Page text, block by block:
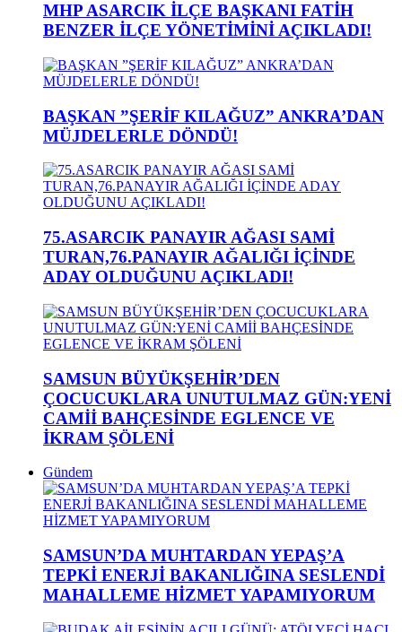
MHP ASARCIK İLÇE BAŞKANI FATİH
BENZER İLÇE YÖNETİMİNİ AÇIKLADI!
BAŞKAN ”ŞERİF KILAĞUZ” ANKRA’DAN
MÜJDELERLE DÖNDÜ!
75.ASARCIK PANAYIR AĞASI SAMİ
TURAN,76.PANAYIR AĞALIĞI İÇİNDE
ADAY OLDUĞUNU AÇIKLADI!
SAMSUN BÜYÜKŞEHİR’DEN
ÇOCUCUKLARA UNUTULMAZ GÜN:YENİ
CAMİİ BAHÇESİNDE EGLENCE VE
İKRAM ŞÖLENİ
Gündem
SAMSUN’DA MUHTARDAN YEPAŞ’A
TEPKİ ENERJİ BAKANLIĞINA SESLENDİ
MAHALLEME HİZMET YAPAMIYORUM